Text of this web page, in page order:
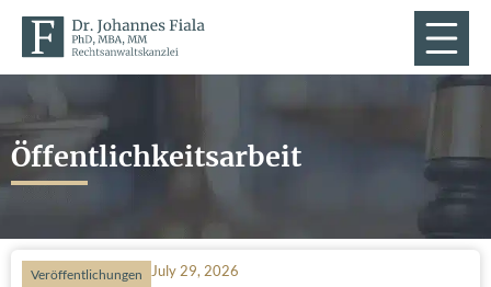
Öffentlichkeitsarbeit
Veröffentlichungen July 29, 2026